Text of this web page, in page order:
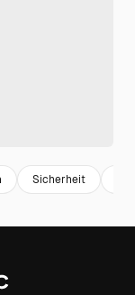
Sicherheit